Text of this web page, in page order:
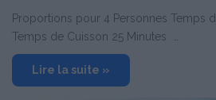
Proportions pour 4 Personnes Temps
Temps de Cuisson 25 Minutes …
Lire la suite »